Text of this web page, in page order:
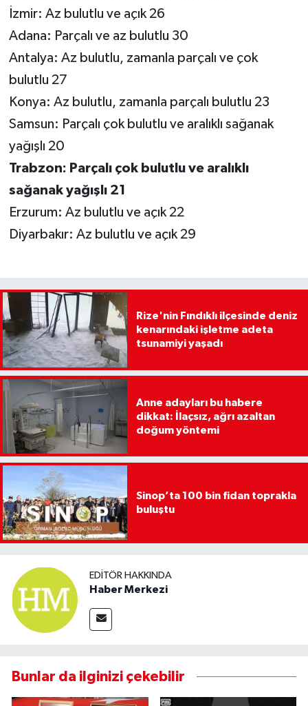
İzmir: Az bulutlu ve açık 26
Adana: Parçalı ve az bulutlu 30
Antalya: Az bulutlu, zamanla parçalı ve çok
bulutlu 27
Konya: Az bulutlu, zamanla parçalı bulutlu 23
Samsun: Parçalı çok bulutlu ve aralıklı sağanak
yağışlı 20
Trabzon: Parçalı çok bulutlu ve aralıklı
sağanak yağışlı 21
Erzurum: Az bulutlu ve açık 22
Diyarbakır: Az bulutlu ve açık 29
Rize'nin Fındıklı ilçesinde deniz
kenarındaki işletme adeta
tsunamiyi yaşadı
Anne adayları bu habere
dikkat: İlaçsız, ağrı azaltan
doğum yöntemi
Sinop’ta 100 bin fidan toprakla
buluştu
EDITÖR HAKKINDA
Haber Merkezi
Bunlar da ilginizi çekebilir